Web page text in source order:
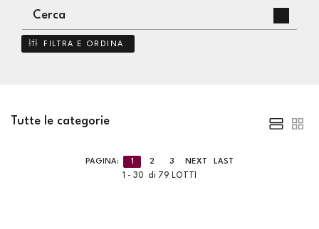
FILTRA E ORDINA
Tutte le categorie
1 - 30 di 79 LOTTI
PAGINA: 1 2 3 NEXT LAST